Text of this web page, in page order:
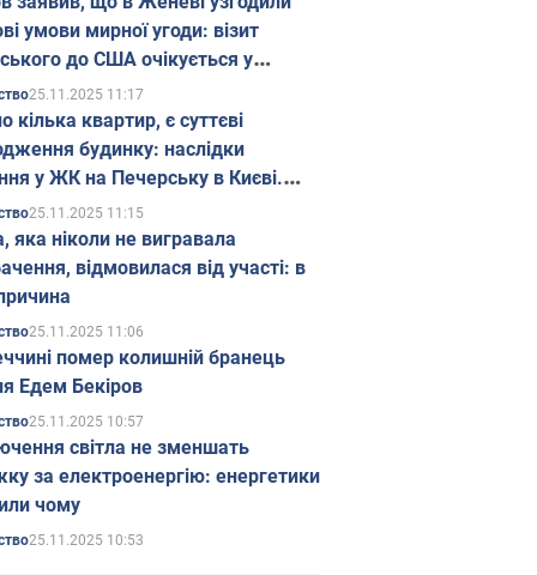
умови мирної угоди: візит
до США очікується у
25.11.2025 11:17
кілька квартир, є суттєві
будинку: наслідки
у ЖК на Печерську в Києві.
25.11.2025 11:15
яка ніколи не вигравала
відмовилася від участі: в
25.11.2025 11:06
помер колишній бранець
Едем Бекіров
25.11.2025 10:57
світла не зменшать
за електроенергію: енергетики
чому
25.11.2025 10:53